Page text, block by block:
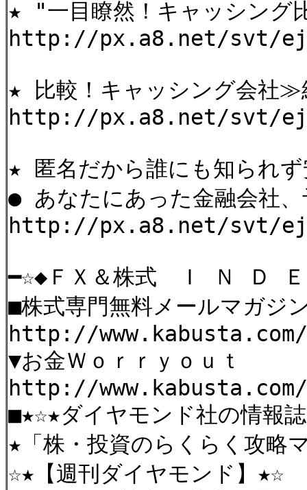
★ "一目瞭然！キャッシング
http://px.a8.net/svt/
★ 比較！キャッシング会社≫
http://px.a8.net/svt/
★ 匿名だから誰にも知られず
● あなたにあった金融会社
http://px.a8.net/svt/
━☆◆ＦＸ＆株式 Ｉ Ｎ Ｄ
■株式専門無料メールマガジ
http://www.kabusta.com/
▼お金Ｗｏｒｒｙｏｕｔ
http://
■★☆★ダイヤモンド社の情報
★「株・投資のらくらく攻
☆★【週刊ダイヤモン